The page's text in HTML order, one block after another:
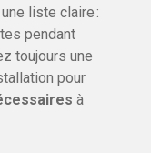
liste claire :
pendant
toujours une
pour
à